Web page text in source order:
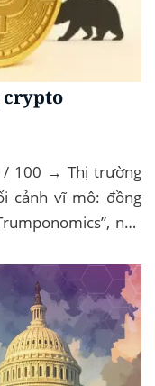
crypto
/ 100 → Thị trường
cảnh vĩ mô: đồng
nhà